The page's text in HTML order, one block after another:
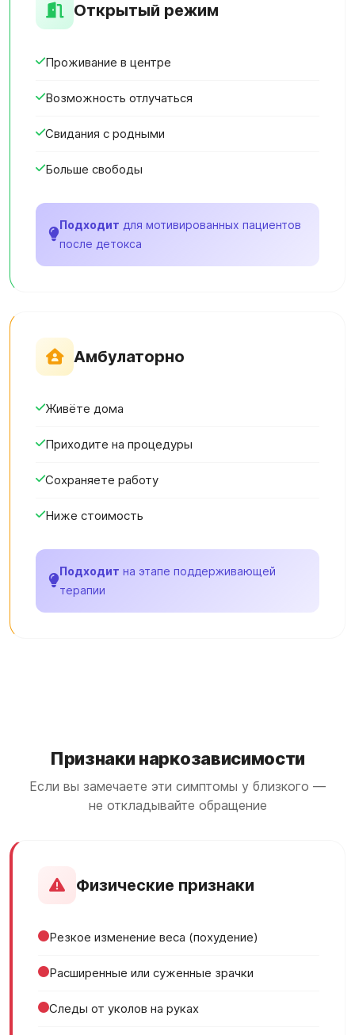
Открытый режим
Проживание в центре
Возможность отлучаться
Свидания с родными
Больше свободы
Подходит для мотивированных пациентов
после детокса
Амбулаторно
Живёте дома
Приходите на процедуры
Сохраняете работу
Ниже стоимость
Подходит на этапе поддерживающей
терапии
Признаки наркозависимости
Если вы замечаете эти симптомы у близкого —
не откладывайте обращение
Физические признаки
Резкое изменение веса (похудение)
Расширенные или суженные зрачки
Следы от уколов на руках